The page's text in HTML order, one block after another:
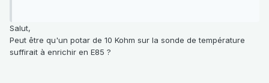
Salut,
Peut être qu'un potar de 10 Kohm sur la sonde de température
suffirait à enrichir en E85 ?